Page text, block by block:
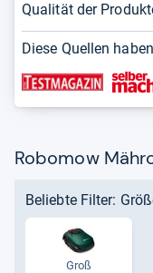
Qualität der
Diese Quellen
Robomow
Beliebte Filter:
Groß